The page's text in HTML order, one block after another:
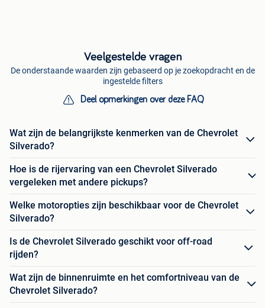
Veelgestelde vragen
De onderstaande waarden zijn gebaseerd op je zoekopdracht en de
ingestelde filters
Deel opmerkingen over deze FAQ
Wat zijn de belangrijkste kenmerken van de Chevrolet
Silverado?
Hoe is de rijervaring van een Chevrolet Silverado
vergeleken met andere pickups?
Welke motoropties zijn beschikbaar voor de Chevrolet
Silverado?
Is de Chevrolet Silverado geschikt voor off-road
rijden?
Wat zijn de binnenruimte en het comfortniveau van de
Chevrolet Silverado?